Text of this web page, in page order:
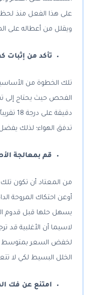
على هذا الفعل منذ
ويقلل من أعطاله على
تأكد من إثبات
تلك الخطوة من
دقيقة
تدفق الهواء؛ لذلك
قم بمعالجة
من المعتاد أن تكون تلك
أوعن احتكاك المروحة
يسهل حلها قبل قدوم
لاسيما أن الأغلبية قد
الخلل البسيط لكي لا
امتنع عن فك